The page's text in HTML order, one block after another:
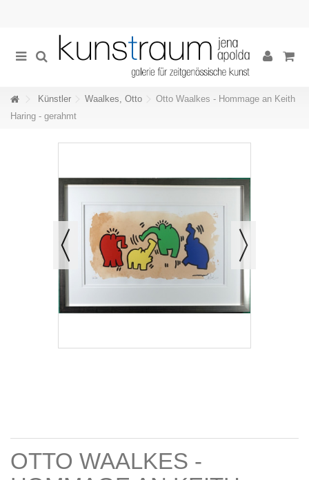
Künstler Waalkes, Otto
Otto Waalkes - Hommage an Keith
Haring - gerahmt
OTTO WAALKES -